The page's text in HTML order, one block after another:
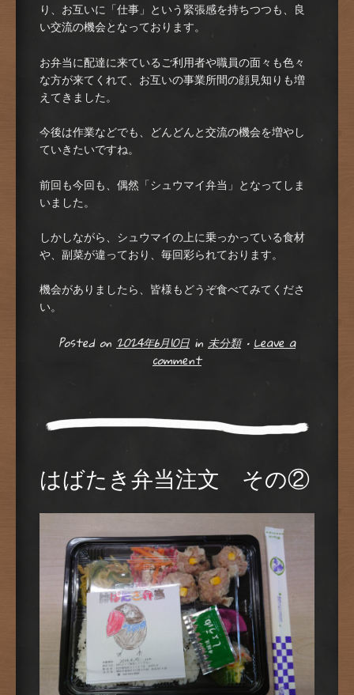
り、お互いに「仕事」という緊張感を持ちつつも、良
い交流の機会となっております。
お弁当に配達に来ているご利用者や職員の面々も色々
な方が来てくれて、お互いの事業所間の顔見知りも増
えてきました。
今後は作業などでも、どんどんと交流の機会を増やし
ていきたいですね。
前回も今回も、偶然「シュウマイ弁当」となってしま
いました。
しかしながら、シュウマイの上に乗っかっている食材
や、副菜が違っており、毎回彩られております。
機会がありましたら、皆様もどうぞ食べてみてくださ
い。
Posted on 2024年6月10日 in 未分類 •Leave a
comment
はばたき弁当注文 その②